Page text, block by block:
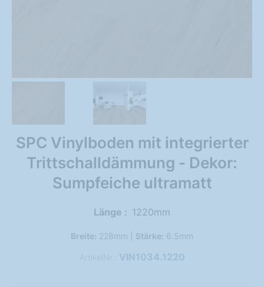
SPC Vinylboden mit integrierter
Trittschalldämmung - Dekor:
Sumpfeiche ultramatt
Länge 1220mm
Breite: 228mm | Stärke: 6.5mm
ArtikelNr.: VIN1034.1220